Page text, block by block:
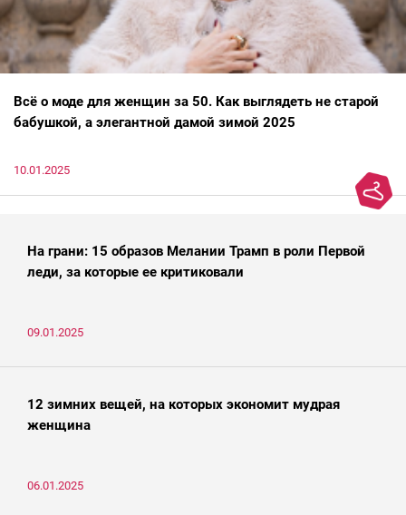
Всё о моде для женщин за 50. Как выглядеть не старой
бабушкой, а элегантной дамой зимой 2025
10.01.2025
На грани: 15 образов Мелании Трамп в роли Первой
леди, за которые ее критиковали
09.01.2025
12 зимних вещей, на которых экономит мудрая
женщина
06.01.2025